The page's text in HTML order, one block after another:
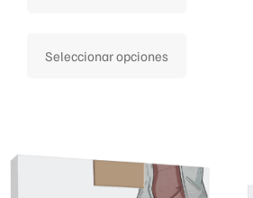
Seleccionar opciones
opciones